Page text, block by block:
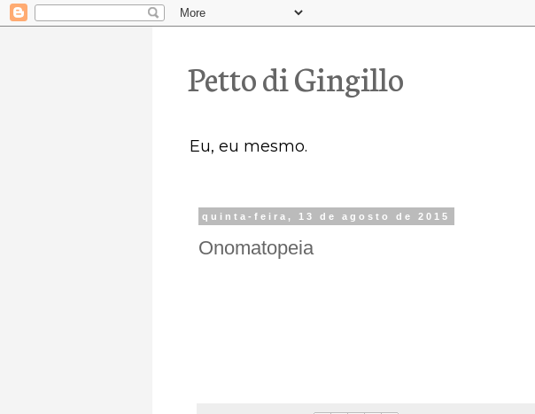
Petto di Gingillo
Eu, eu mesmo.
quinta-feira, 13 de agosto de 2015
Onomatopeia